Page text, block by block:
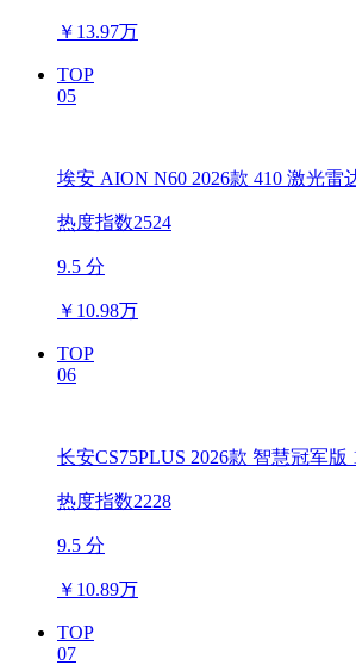
￥ 13.97万
TOP
05
埃安 AION N60 2026款 410 激光雷
热度指数2524
9.5 分
￥ 10.98万
TOP
06
长安CS75PLUS 2026款 智慧冠军版
热度指数2228
9.5 分
￥ 10.89万
TOP
07